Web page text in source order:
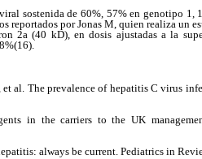
sostenida de 60%, 57% en genotipo
reportados por Jonas M, quien realiza un
2a (40 kD), en dosis ajustadas a la
al. The prevalence of hepatitis C virus
in the carriers to the UK
always be current. Pediatrics in